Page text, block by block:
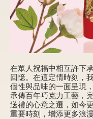
在眾人祝福中相互許下
回憶。在這定情時刻，
個性與品味的一面呈現
承傳百年巧克力工藝，
送禮的心意之選，如今
重要時刻，增添更多浪